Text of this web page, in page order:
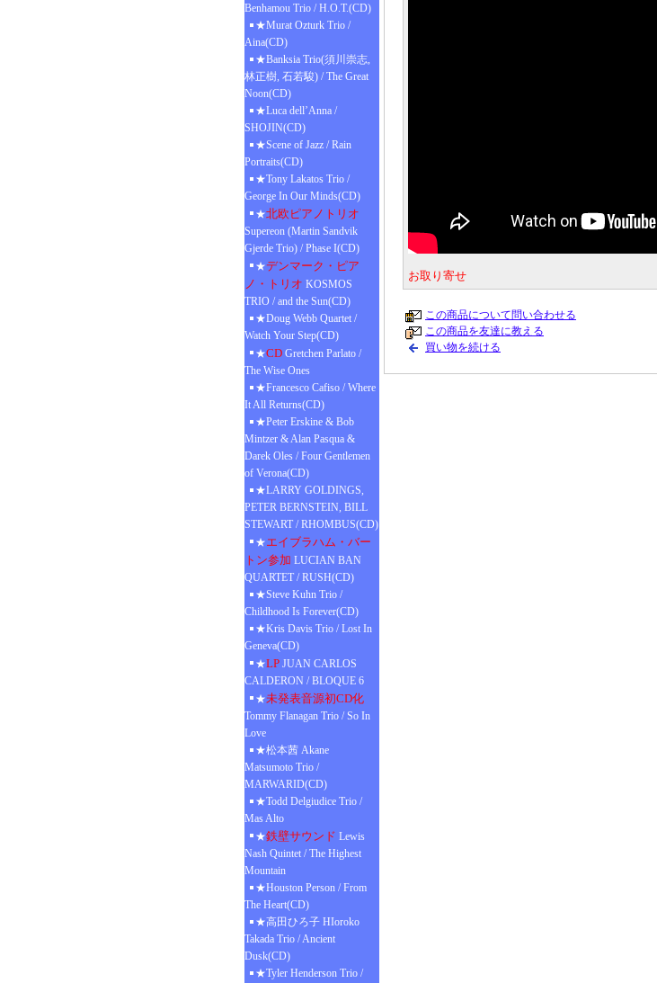
Benhamou Trio / H.O.T.(CD)
★Murat Ozturk Trio /
Aina(CD)
★Banksia Trio(須川崇志,
林正樹, 石若駿) / The Great
Noon(CD)
★Luca dell’Anna /
SHOJIN(CD)
★Scene of Jazz / Rain
Portraits(CD)
★Tony Lakatos Trio /
George In Our Minds(CD)
★北欧ピアノトリオ
Supereon (Martin Sandvik
Gjerde Trio) / Phase I(CD)
★デンマーク・ピア
ノ・トリオ KOSMOS
TRIO / and the Sun(CD)
★Doug Webb Quartet /
Watch Your Step(CD)
★CD Gretchen Parlato /
The Wise Ones
★Francesco Cafiso / Where
It All Returns(CD)
★Peter Erskine & Bob
Mintzer & Alan Pasqua &
Darek Oles / Four Gentlemen
of Verona(CD)
★LARRY GOLDINGS,
PETER BERNSTEIN, BILL
STEWART / RHOMBUS(CD)
★エイブラハム・バー
トン参加 LUCIAN BAN
QUARTET / RUSH(CD)
★Steve Kuhn Trio /
Childhood Is Forever(CD)
★Kris Davis Trio / Lost In
Geneva(CD)
★LP JUAN CARLOS
CALDERON / BLOQUE 6
★未発表音源初CD化
Tommy Flanagan Trio / So In
Love
★松本茜 Akane
Matsumoto Trio /
MARWARID(CD)
★Todd Delgiudice Trio /
Mas Alto
★鉄壁サウンド Lewis
Nash Quintet / The Highest
Mountain
★Houston Person / From
The Heart(CD)
★高田ひろ子 HIoroko
Takada Trio / Ancient
Dusk(CD)
★Tyler Henderson Trio /
お取り寄せ
この商品について問い合わせる
この商品を友達に教える
買い物を続ける